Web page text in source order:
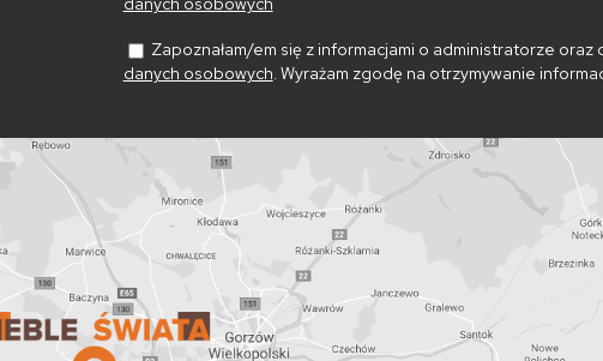
Zapoznałam/em się z informacjami o administratorze oraz
danych osobowych. Wyrażam zgodę na otrzymywanie